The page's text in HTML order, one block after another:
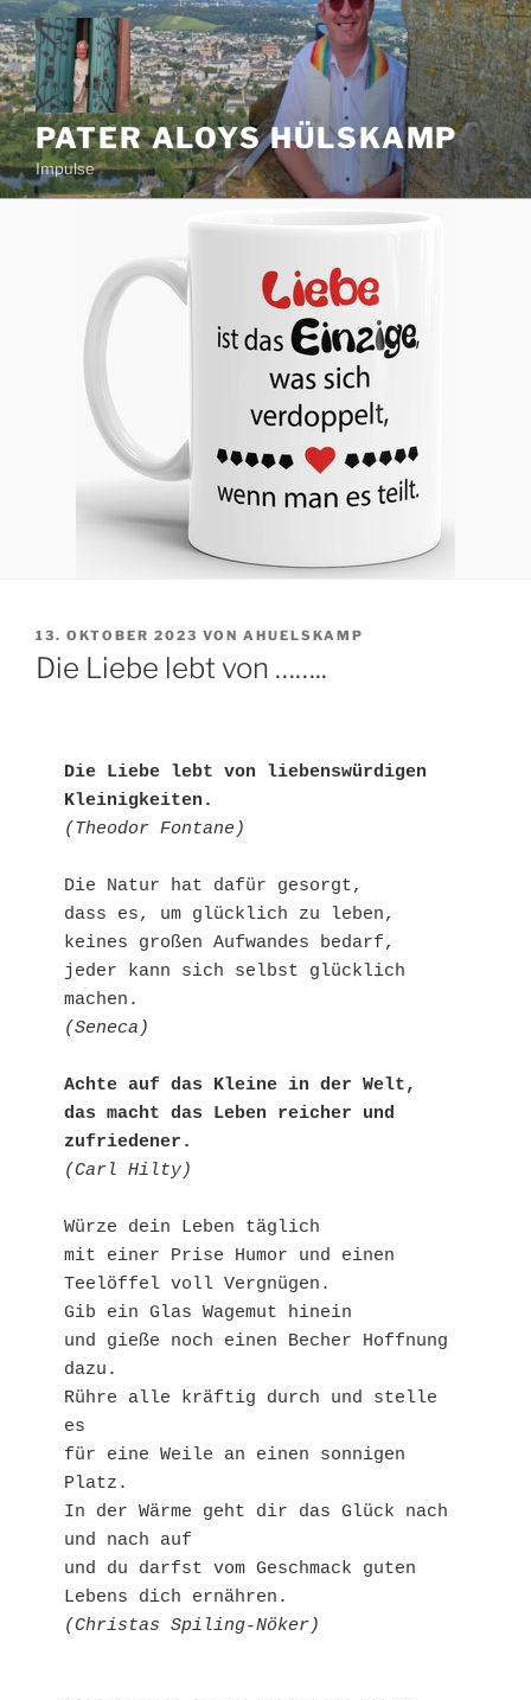
Zum
Inhalt
springen
PATER ALOYS HÜLSKAMP
Impulse
VERÖFFENTLICHT
AM
13. OKTOBER 2023 VON AHUELSKAMP
Die Liebe lebt von ……..
Die Liebe lebt von liebenswürdigen
Kleinigkeiten.
(Theodor Fontane)
Die Natur hat dafür gesorgt,
dass es, um glücklich zu leben,
keines großen Aufwandes bedarf,
jeder kann sich selbst glücklich
(Seneca)
Achte auf das Kleine in der Welt,
das macht das Leben reicher und
zufriedener.
(Carl Hilty)
Würze dein Leben täglich
mit einer Prise Humor und einen
Teelöffel voll Vergnügen.
Gib ein Glas Wagemut hinein
und gieße noch einen Becher Hoffnung
dazu.
Rühre alle kräftig durch und stelle
es
für eine Weile an einen sonnigen
Platz.
In der Wärme geht dir das Glück nach
und nach auf
und du darfst vom Geschmack guten
(Christas Spiling-Nöker)